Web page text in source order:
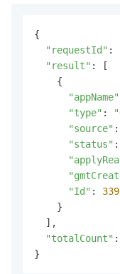
{
"requestId" :
"result" : [
    {
"appName"
"type" :
"source" :
"status" :
"Id" : 339
    }
  ],
"totalCount" :
}